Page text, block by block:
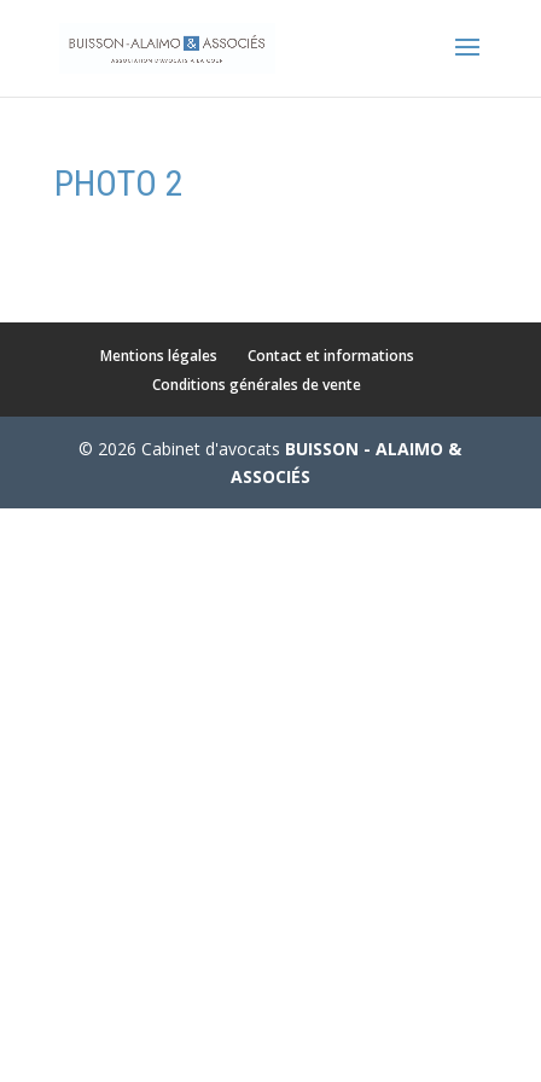
PHOTO 2
Mentions légales
Contact et informations
Conditions générales de vente
© 2026 Cabinet d'avocats BUISSON - ALAIMO &
ASSOCIÉS